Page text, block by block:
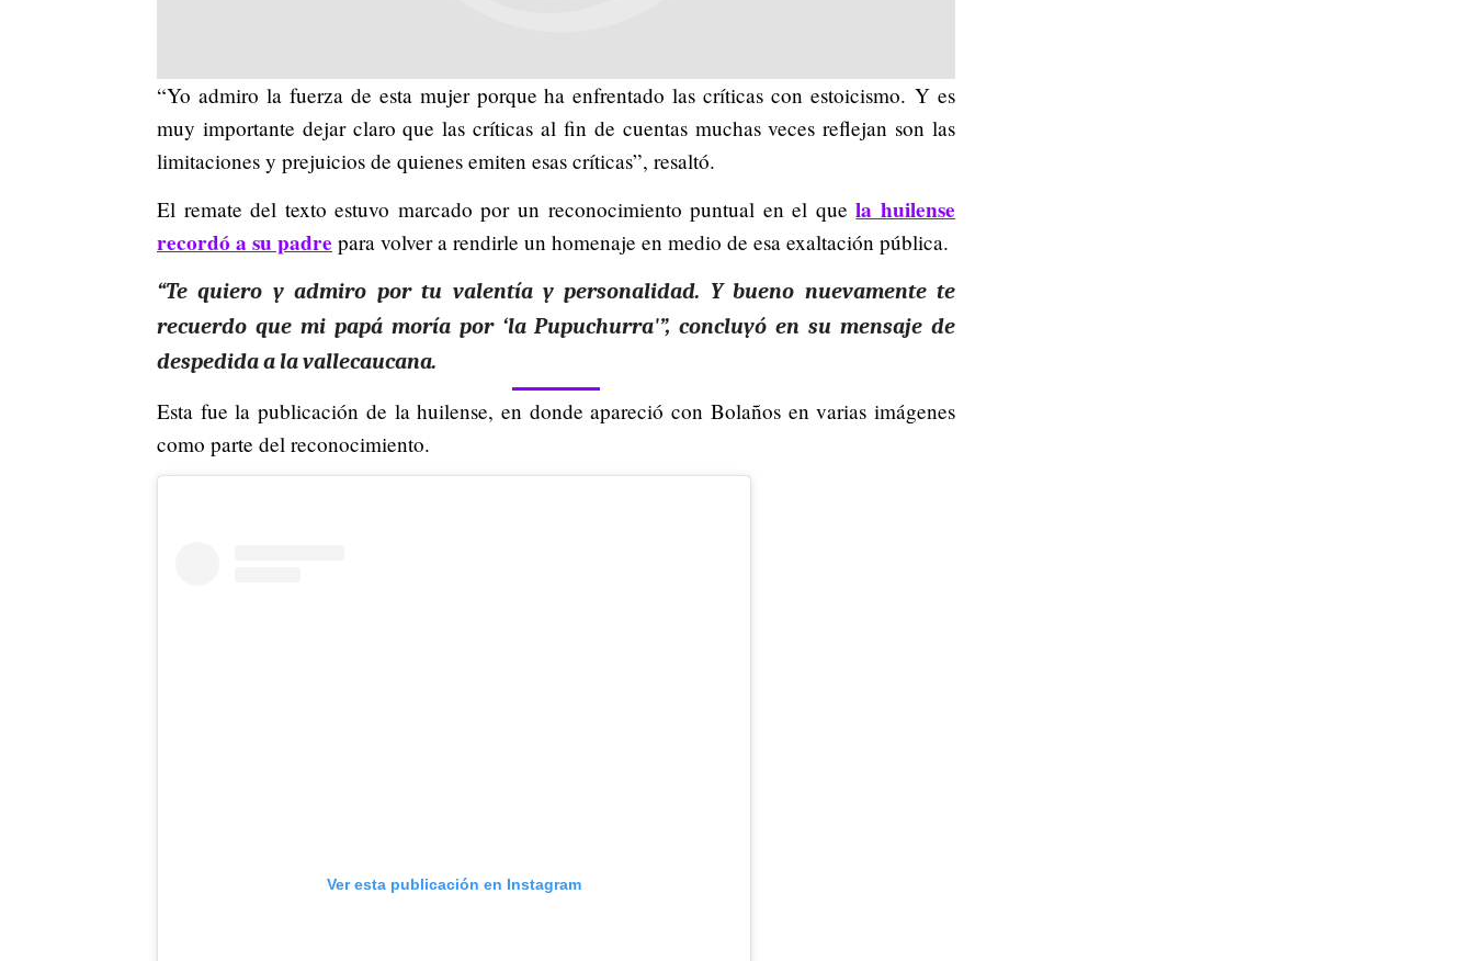
“Yo admiro la fuerza de esta mujer porque ha enfrentado las críticas con estoicismo. Y es
muy importante dejar claro que las críticas al fin de cuentas muchas veces reflejan son las
limitaciones y prejuicios de quienes emiten esas críticas”, resaltó.
El remate del texto estuvo marcado por un reconocimiento puntual en el quela huilense
recordó a su padre para volver a rendirle un homenaje en medio de esa exaltación pública.
“Te quiero y admiro por tu valentía y personalidad. Y bueno nuevamente te
recuerdo que mi papá moría por ‘la Pupuchurra'”, concluyó en su mensaje de
despedida a la vallecaucana.
Esta fue la publicación de la huilense, en donde apareció con Bolaños en varias imágenes
como parte del reconocimiento.
Ver esta publicación en Instagram